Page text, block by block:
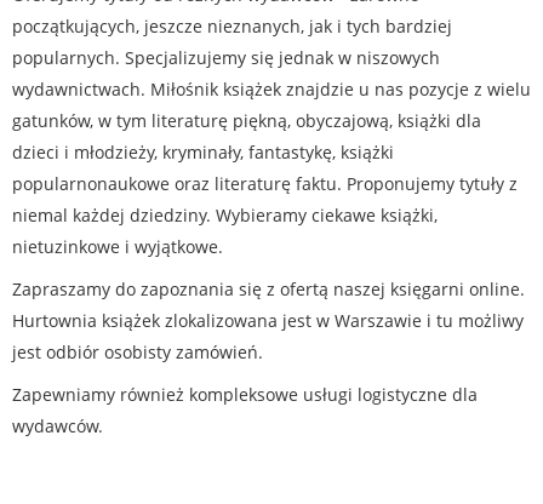
początkujących, jeszcze nieznanych, jak i tych bardziej
popularnych. Specjalizujemy się jednak w niszowych
wydawnictwach. Miłośnik książek znajdzie u nas pozycje z wielu
gatunków, w tym literaturę piękną, obyczajową, książki dla
dzieci i młodzieży, kryminały, fantastykę, książki
popularnonaukowe oraz literaturę faktu. Proponujemy tytuły z
niemal każdej dziedziny. Wybieramy ciekawe książki,
nietuzinkowe i wyjątkowe.
Zapraszamy do zapoznania się z ofertą naszej księgarni online.
Hurtownia książek zlokalizowana jest w Warszawie i tu możliwy
jest odbiór osobisty zamówień.
Zapewniamy również kompleksowe usługi logistyczne dla
wydawców.